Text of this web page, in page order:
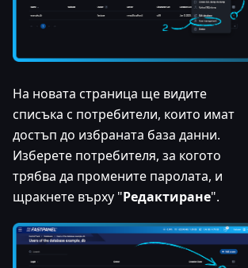
На новата страница ще видите
списъка с потребители, които имат
достъп до избраната база данни.
Изберете потребителя, за когото
трябва да промените паролата, и
щракнете върху "Редактиране".